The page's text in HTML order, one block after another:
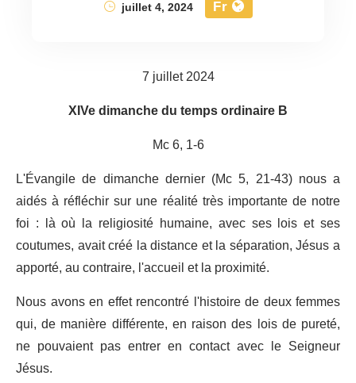
juillet 4, 2024
Fr
7 juillet 2024
XIVe dimanche du temps ordinaire B
Mc 6, 1-6
L'Évangile de dimanche dernier (Mc 5, 21-43) nous a
aidés à réfléchir sur une réalité très importante de notre
foi : là où la religiosité humaine, avec ses lois et ses
coutumes, avait créé la distance et la séparation, Jésus a
apporté, au contraire, l'accueil et la proximité.
Nous avons en effet rencontré l'histoire de deux femmes
qui, de manière différente, en raison des lois de pureté,
ne pouvaient pas entrer en contact avec le Seigneur
Jésus.